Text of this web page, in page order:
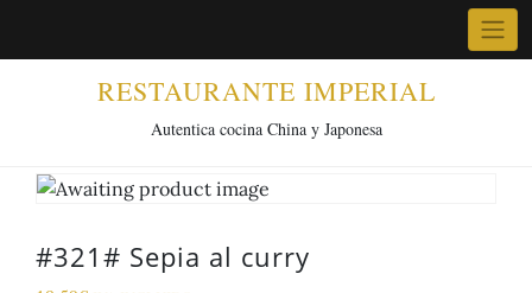
RESTAURANTE IMPERIAL
Autentica cocina China y Japonesa
#321# Sepia al curry